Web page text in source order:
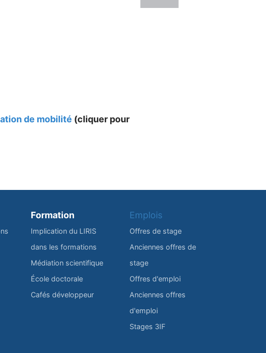
de mobilité (cliquer pour
Formation
Implication du LIRIS
dans les formations
Médiation scientifique
École doctorale
Cafés développeur
Emplois
Offres de stage
Anciennes offres de
stage
Offres d'emploi
Anciennes offres
d'emploi
Stages 3IF